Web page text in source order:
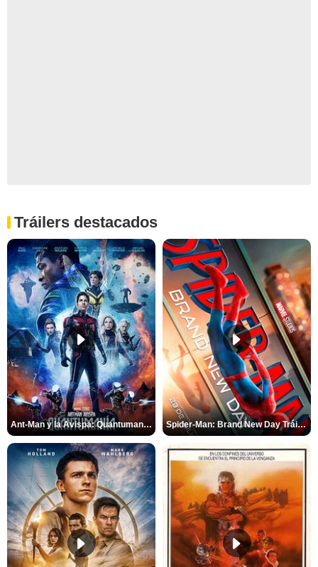
Tráilers destacados
Ant-Man y la Avispa: Quantumanía Tráiler (2) Spider-Man: Brand New Day Tráiler (3)